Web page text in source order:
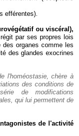
efférentes).
ou viscéral),
par ses propres lois
organes comme les
des glandes exocrines
l'homéostasie, chère à
des conditions de
de modifications
qui lui permettent de
de l'activité